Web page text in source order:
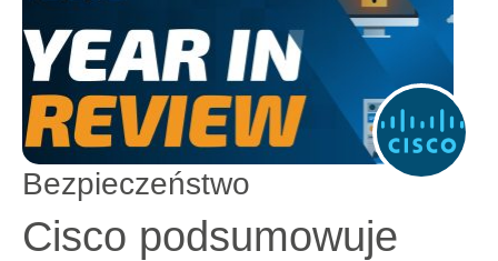
Bezpieczeństwo
Cisco podsumowuje